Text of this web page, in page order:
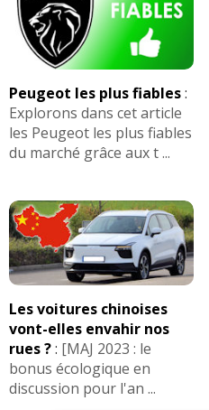
Peugeot les plus fiables:
Explorons dans cet article
les Peugeot les plus fiables
du marché grâce aux t ...
Les voitures chinoises
vont-elles envahir nos
rues ?: [MAJ 2023 : le
bonus écologique en
discussion pour l'an ...